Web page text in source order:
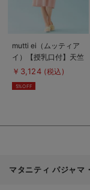
商
品
詳
を
見
る
mutti ei（ムッティア
イ）【授乳口付】天竺
水玉プリントネグリジ
￥3,124 (税込)
5%OFF
マタニティ パジャマ